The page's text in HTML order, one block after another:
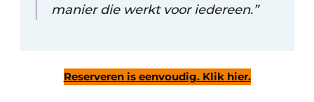
manier die werkt voor iedereen.”
Reserveren is eenvoudig. Klik hier.